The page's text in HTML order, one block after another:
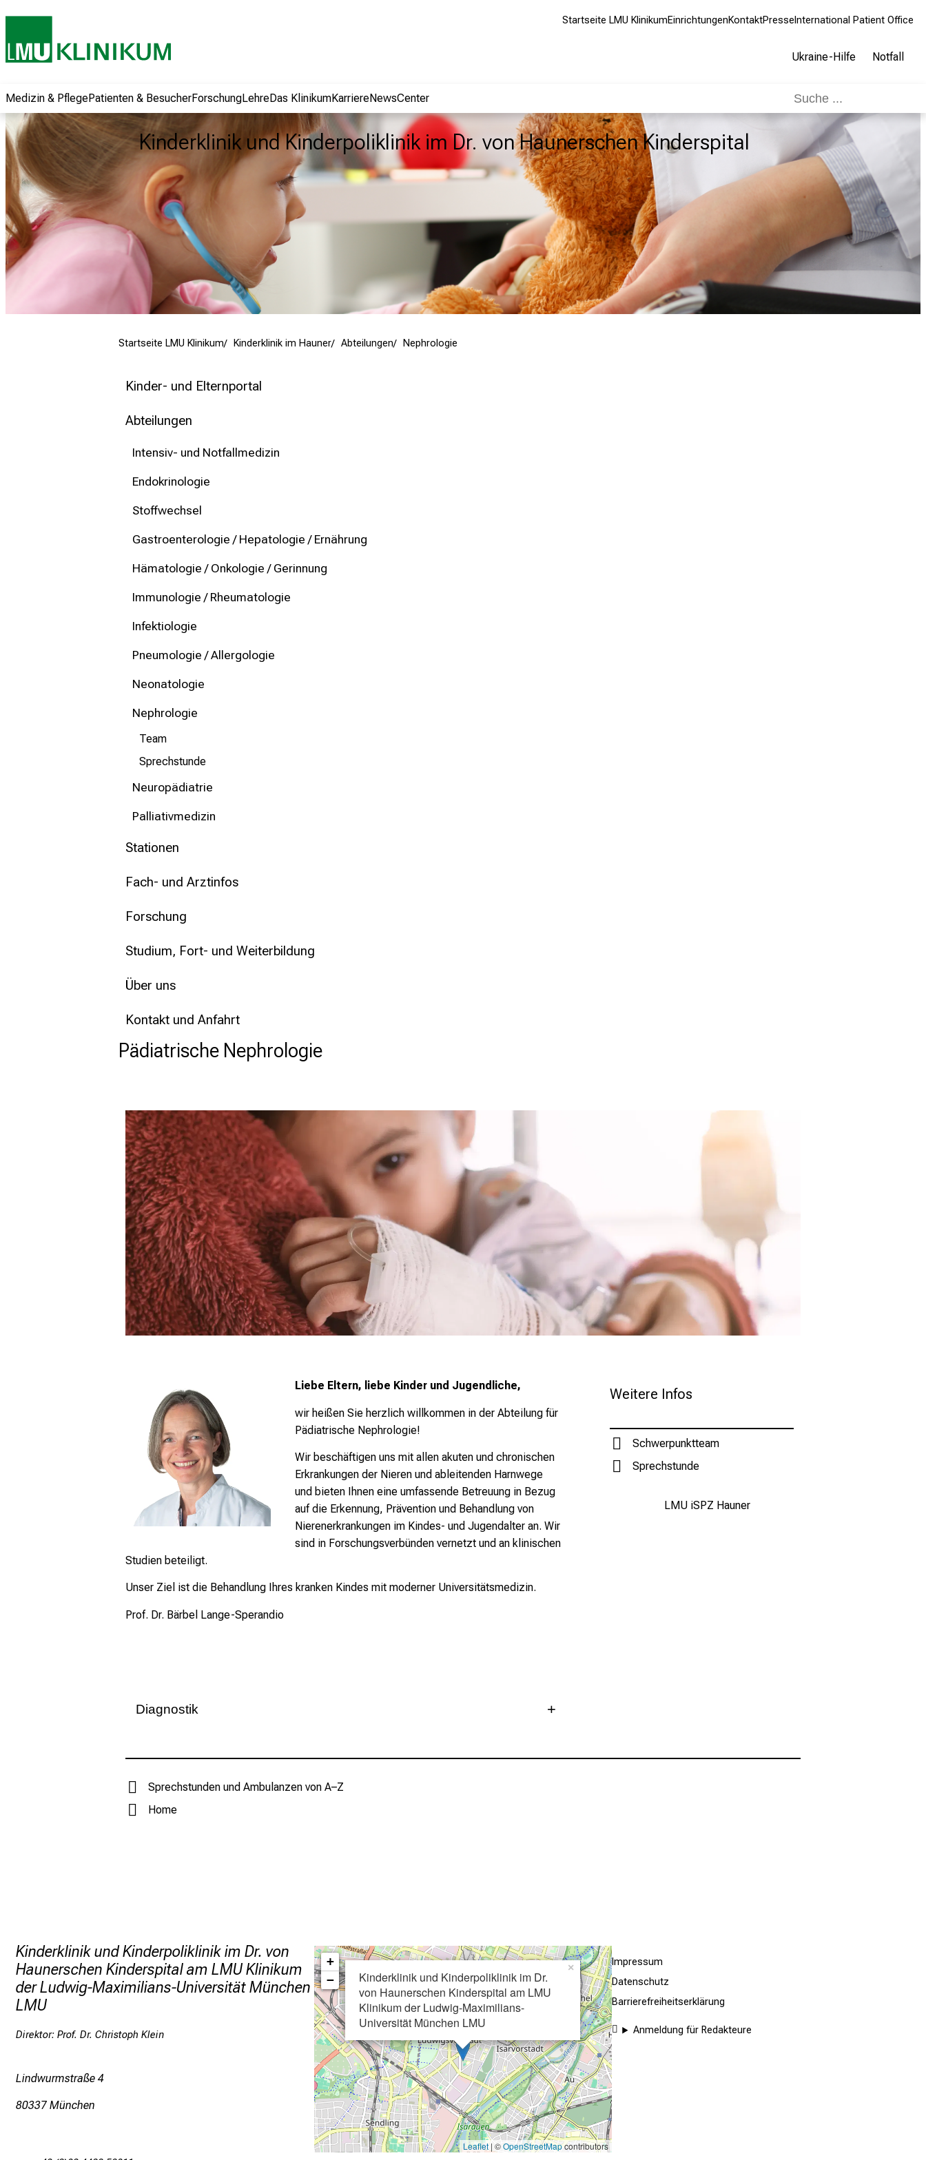
Startseite LMU KlinikumEinrichtungenKontaktPresse International Patient Office
Ukraine-Hilfe Notfall
Medizin & PflegePatienten & BesucherForschungLehreDas KlinikumKarriereNewsCenter
Kinderklinik und Kinderpoliklinik im Dr. von Haunerschen Kinderspital
Startseite LMU Klinikum Kinderklinik im Hauner Abteilungen Nephrologie
Kinder- und Elternportal
Abteilungen
Intensiv- und Notfallmedizin
Endokrinologie
Stoffwechsel
Gastroenterologie / Hepatologie / Ernährung
Hämatologie / Onkologie / Gerinnung
Immunologie / Rheumatologie
Infektiologie
Pneumologie / Allergologie
Neonatologie
Nephrologie
Team
Sprechstunde
Neuropädiatrie
Palliativmedizin
Stationen
Fach- und Arztinfos
Forschung
Studium, Fort- und Weiterbildung
Über uns
Kontakt und Anfahrt
Pädiatrische Nephrologie
Liebe Eltern, liebe Kinder und Jugendliche,
wir heißen Sie herzlich willkommen in der Abteilung für
Pädiatrische Nephrologie!
Wir beschäftigen uns mit allen akuten und chronischen
Erkrankungen der Nieren und ableitenden Harnwege
und bieten Ihnen eine umfassende Betreuung in Bezug
auf die Erkennung, Prävention und Behandlung von
Nierenerkrankungen im Kindes- und Jugendalter an. Wir
sind in Forschungsverbünden vernetzt und an klinischen
Studien beteiligt.
Unser Ziel ist die Behandlung Ihres kranken Kindes mit moderner Universitätsmedizin.
Prof. Dr. Bärbel Lange-Sperandio
Diagnostik
Blut- und Urinanalysen
24 Stunden-Langzeitblutdruckmessungen
Weitere Infos
Schwerpunktteam
Sprechstunde
LMU iSPZ Hauner
Sprechstunden und Ambulanzen von A–Z
Home
Informationen zu
Jobs, Ausbildungen
Weiterbildungen.
Kommen Sie
vorbei, tauschen
Sie sich mit
Kollegen aus und
lassen Sie sich von
der gelebten
Pflegewissenschaft
begeistern – ganz
unverbindlich und
ohne Anmeldung.
mehr Informationen
Kinderklinik und Kinderpoliklinik im Dr. von
Haunerschen Kinderspital am LMU Klinikum
der Ludwig-Maximilians-Universität München
LMU
Direktor: Prof. Dr. Christoph Klein
Lindwurmstraße 4
80337 München
Kinderklinik und Kinderpoliklinik im Dr.
von Haunerschen Kinderspital am LMU
Klinikum der Ludwig-Maximilians-
Universität München LMU
×
+
−
Leaflet| ©OpenStreetMapcontributors
Impressum
Datenschutz
Barrierefreiheitserklärung
Anmeldung für Redakteure